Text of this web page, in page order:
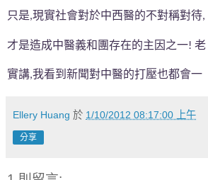
只是,現實社會對於中西醫的不對稱對待,
才是造成中醫義和團存在的主因之一! 老
實講,我看到新聞對中醫的打壓也都會一
Ellery Huang 於 1/10/2012 08:17:00 上午
分享